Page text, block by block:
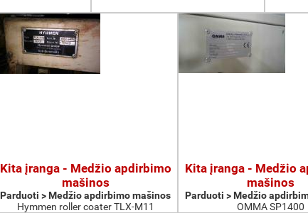
Kita įranga - Medžio apdirbimo
mašinos
Parduoti > Medžio apdirbimo mašinos
Hymmen roller coater TLX-M11
Kita įranga - Medžio
mašinos
Parduoti > Medžio
OMMA SP1400